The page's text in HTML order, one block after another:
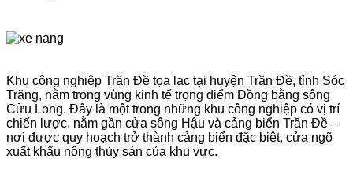
Khu công nghiệp Trần Đề tọa lạc tại huyện Trần Đề, tỉnh Sóc
Trăng, nằm trong vùng kinh tế trọng điểm Đồng bằng sông
Cửu Long. Đây là một trong những khu công nghiệp có vị trí
chiến lược, nằm gần cửa sông Hậu và cảng biển Trần Đề –
nơi được quy hoạch trở thành cảng biển đặc biệt, cửa ngõ
xuất khẩu nông thủy sản của khu vực.